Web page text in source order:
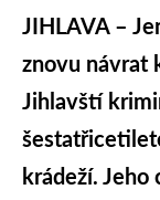
JIHLAVA –
znovu návrat
Jihlavští
krádeží. Jeho